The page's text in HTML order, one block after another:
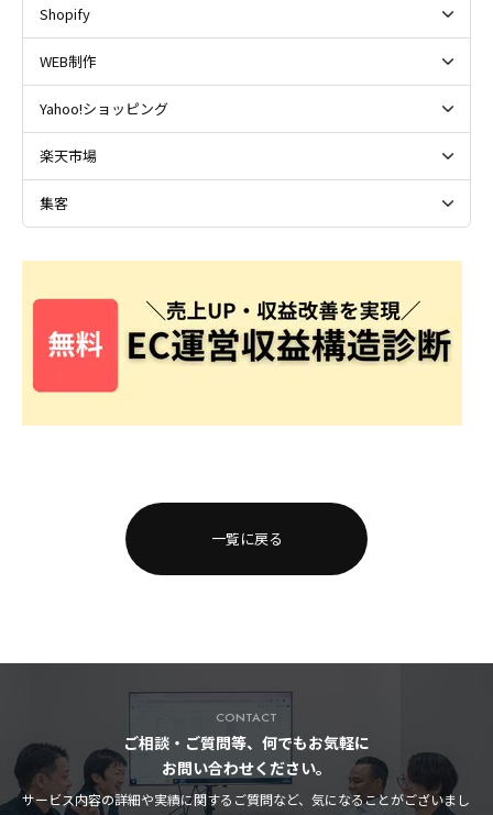
Shopify
WEB制作
Yahoo!ショッピング
楽天市場
集客
一覧に戻る
CONTACT
ご相談・ご質問等、何でもお気軽に
お問い合わせください。
サービス内容の詳細や実績に関するご質問など、気になることがございまし